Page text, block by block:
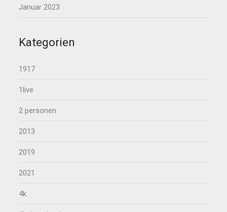
Januar 2023
Kategorien
1917
1live
2 personen
2013
2019
2021
4k